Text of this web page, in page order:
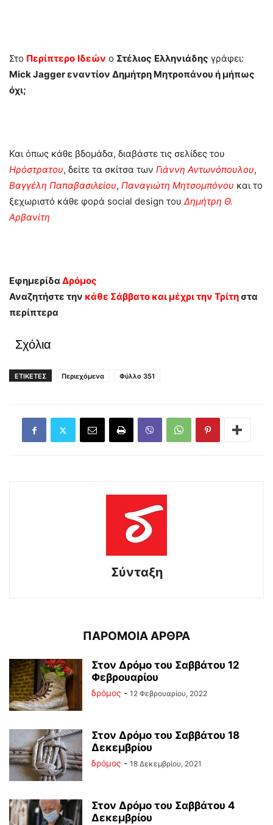
Στο Περίπτερο Ιδεών ο Στέλιος Ελληνιάδης γράφει:
Mick Jagger εναντίον Δημήτρη Μητροπάνου ή μήπως
όχι;
Και όπως κάθε βδομάδα, διαβάστε τις σελίδες του
Ηρόστρατου, δείτε τα σκίτσα των Γιάννη Αντωνόπουλου,
Βαγγέλη Παπαβασιλείου, Παναγιώτη Μητσομπόνου και το
ξεχωριστό κάθε φορά social design του Δημήτρη Θ.
Αρβανίτη
Εφημερίδα Δρόμος
Αναζητήστε την κάθε Σάββατο και μέχρι την Τρίτη στα
περίπτερα
Σχόλια
ΕΤΙΚΕΤΕΣ Περιεχόμενα Φύλλο 351
Σύνταξη
ΠΑΡΟΜΟΙΑ ΑΡΘΡΑ
Στον Δρόμο του Σαββάτου 12
Φεβρουαρίου
δρόμος - 12 Φεβρουαρίου, 2022
Στον Δρόμο του Σαββάτου 18
Δεκεμβρίου
δρόμος - 18 Δεκεμβρίου, 2021
Στον Δρόμο του Σαββάτου 4
Δεκεμβρίου